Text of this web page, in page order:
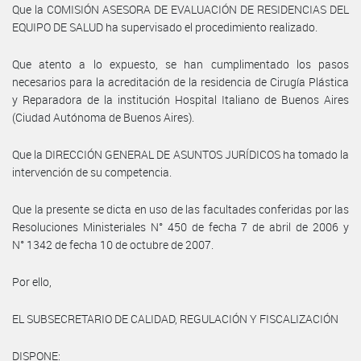
Que la COMISIÓN ASESORA DE EVALUACIÓN DE RESIDENCIAS DEL
EQUIPO DE SALUD ha supervisado el procedimiento realizado.
Que atento a lo expuesto, se han cumplimentado los pasos
necesarios para la acreditación de la residencia de Cirugía Plástica
y Reparadora de la institución Hospital Italiano de Buenos Aires
(Ciudad Autónoma de Buenos Aires).
Que la DIRECCIÓN GENERAL DE ASUNTOS JURÍDICOS ha tomado la
intervención de su competencia.
Que la presente se dicta en uso de las facultades conferidas por las
Resoluciones Ministeriales N° 450 de fecha 7 de abril de 2006 y
N° 1342 de fecha 10 de octubre de 2007.
Por ello,
EL SUBSECRETARIO DE CALIDAD, REGULACIÓN Y FISCALIZACIÓN
DISPONE: